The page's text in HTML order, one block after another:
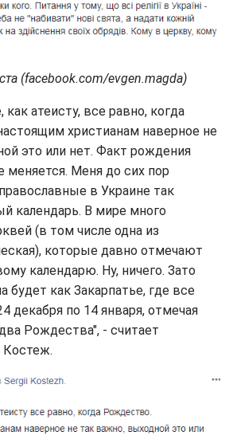
(facebook.com/evgen.magda)
атеисту, все равно, когда
христианам наверное не
это или нет. Факт рождения
меняется. Меня до сих пор
в Украине так
календарь. В мире много
(в том числе одна из
которые давно отмечают
календарю. Ну, ничего. Зато
будет как Закарпатье, где все
декабря по 14 января, отмечая
Рождества", - считает
Костеж.